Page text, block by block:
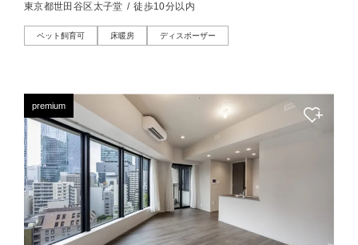
東京都世田谷区太子堂 / 徒歩10分以内
ペット飼育可 床暖房 ディスポーザー
premium